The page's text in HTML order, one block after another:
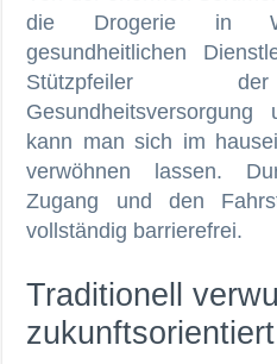
die Drogerie in
gesundheitlichen
Stützpfeiler
kann man sich im
verwöhnen lassen.
Zugang und den
vollständig barrierefrei.
Traditionell
zukunftsorientiert